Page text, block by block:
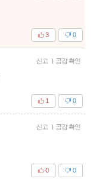
0
3
신고 | 공감 확인
0
1
신고 | 공감 확인
0
0